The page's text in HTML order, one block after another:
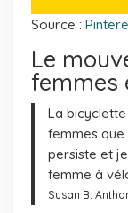
Source :
Le
femmes
La
femmes
persiste et
femme à
Susan B.